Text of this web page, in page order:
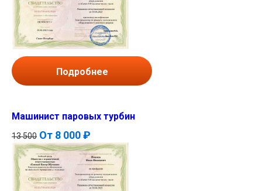
Подробнее
Машинист паровых турбин
13 500 От 8 000 ₽